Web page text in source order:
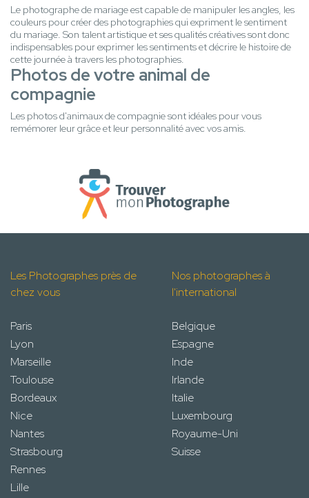
Le photographe de mariage est capable de manipuler les angles, les
couleurs pour créer des photographies qui expriment le sentiment
du mariage. Son talent artistique et ses qualités créatives sont donc
indispensables pour exprimer les sentiments et décrire le histoire de
cette journée à travers les photographies.
Photos de votre animal de
compagnie
Les photos d'animaux de compagnie sont idéales pour vous
remémorer leur grâce et leur personnalité avec vos amis.
Les Photographes près de
chez vous
Paris
Lyon
Marseille
Toulouse
Bordeaux
Nice
Nantes
Strasbourg
Rennes
Lille
Nos photographes à
l'international
Belgique
Espagne
Inde
Irlande
Italie
Luxembourg
Royaume-Uni
Suisse